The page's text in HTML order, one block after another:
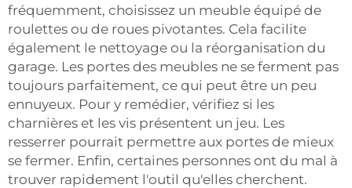
fréquemment, choisissez un meuble équipé de
roulettes ou de roues pivotantes. Cela facilite
également le nettoyage ou la réorganisation du
garage. Les portes des meubles ne se ferment pas
toujours parfaitement, ce qui peut être un peu
ennuyeux. Pour y remédier, vérifiez si les
charnières et les vis présentent un jeu. Les
resserrer pourrait permettre aux portes de mieux
se fermer. Enfin, certaines personnes ont du mal à
trouver rapidement l'outil qu'elles cherchent.